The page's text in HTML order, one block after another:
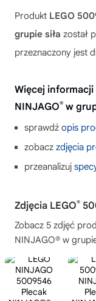
Produkt LEGO
grupie siła został
przeznaczony jest
Więcej informacji
NINJAGO® w
sprawdź opis
zobacz zdjęcia
przeanalizuj
Zdjęcia LEGO®
Zobacz 5 zdjęć
NINJAGO® w